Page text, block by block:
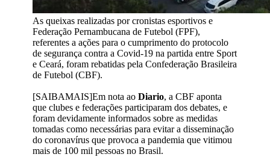
As queixas realizadas por cronistas esportivos e
Federação Pernambucana de Futebol (FPF),
referentes a ações para o cumprimento do protocolo
de segurança contra a Covid-19 na partida entre Sport
e Ceará, foram rebatidas pela Confederação Brasileira
de Futebol (CBF).
[SAIBAMAIS]Em nota ao Diario, a CBF aponta
que clubes e federações participaram dos debates, e
foram devidamente informados sobre as medidas
tomadas como necessárias para evitar a disseminação
do coronavírus que provoca a pandemia que vitimou
mais de 100 mil pessoas no Brasil.